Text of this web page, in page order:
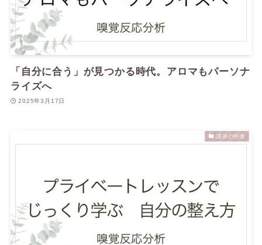
「自分に合う」が見つかる時代。アロマもパーソナ
ライズへ
2025年3月17日
講座の特徴